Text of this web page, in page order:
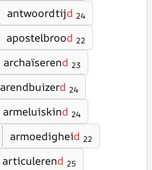
antwoordtijd 24
apostelbrood 22
archaïserend 23
arendbuizerd 24
armeluiskind 24
armoedigheid 22
articulerend 25